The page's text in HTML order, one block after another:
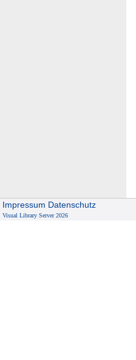
Impressum Datenschutz
Visual Library Server 2026